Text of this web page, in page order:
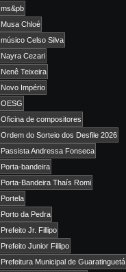
ms&pb
Musa Chloé
músico Celso Silva
Nayra Cezari
Nenê Teixeira
Novo Império
OESG
Oficina de compositores
Ordem do Sorteio dos Desfile 2026
Passista Andressa Fonseca
Porta-bandeira
Porta-Bandeira Thaís Romi
Portela
Porto da Pedra
Prefeito Jr. Fillipo
Prefeito Junior Fillipo
Prefeitura Municipal de Guaratinguetá